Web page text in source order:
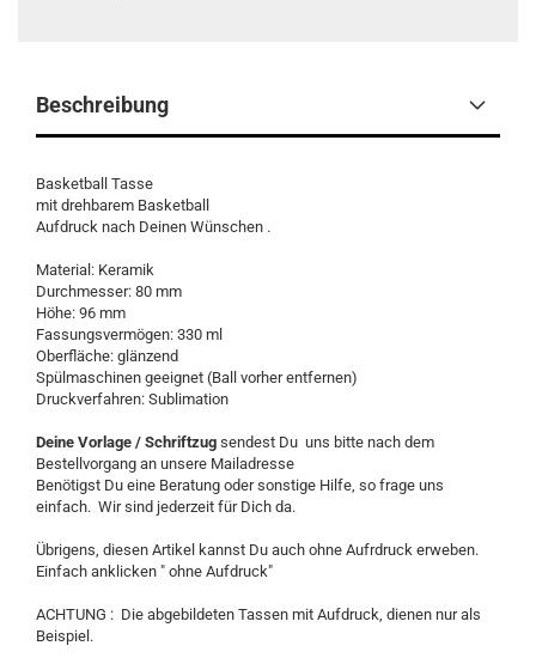
Beschreibung
Basketball Tasse
mit drehbarem Basketball
Aufdruck nach Deinen Wünschen .
Material: Keramik
Durchmesser: 80 mm
Höhe: 96 mm
Fassungsvermögen: 330 ml
Oberfläche: glänzend
Spülmaschinen geeignet (Ball vorher entfernen)
Druckverfahren: Sublimation
Deine Vorlage / Schriftzug sendest Du uns bitte nach dem
Bestellvorgang an unsere Mailadresse
Benötigst Du eine Beratung oder sonstige Hilfe, so frage uns
einfach. Wir sind jederzeit für Dich da.
Übrigens, diesen Artikel kannst Du auch ohne Aufrdruck erweben.
Einfach anklicken " ohne Aufdruck"
ACHTUNG : Die abgebildeten Tassen mit Aufdruck, dienen nur als
Beispiel.